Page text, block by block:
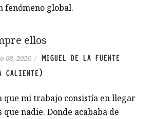
fenómeno global.
ellos
08, 2026 / MIGUEL DE LA FUENTE
CALIENTE)
que mi trabajo consistía en llegar
que nadie. Donde acababa de